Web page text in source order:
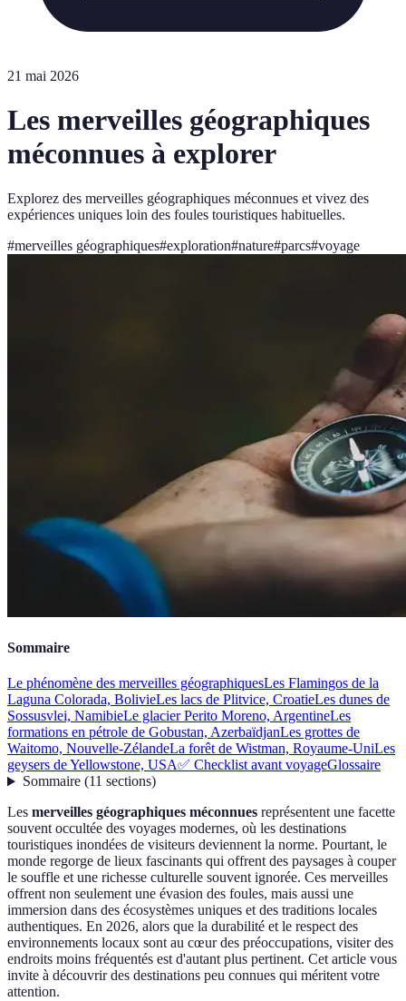
21 mai 2026
Les merveilles géographiques
méconnues à explorer
Explorez des merveilles géographiques méconnues et vivez des
expériences uniques loin des foules touristiques habituelles.
#merveilles géographiques#exploration#nature#parcs#voyage
Sommaire
Le phénomène des merveilles géographiquesLes Flamingos de la
Laguna Colorada, BolivieLes lacs de Plitvice, CroatieLes dunes de
Sossusvlei, NamibieLe glacier Perito Moreno, ArgentineLes
formations en pétrole de Gobustan, AzerbaïdjanLes grottes de
Waitomo, Nouvelle-ZélandeLa forêt de Wistman, Royaume-UniLes
geysers de Yellowstone, USA✅ Checklist avant voyageGlossaire
Sommaire(11 sections)
Les merveilles géographiques méconnues représentent une facette
souvent occultée des voyages modernes, où les destinations
touristiques inondées de visiteurs deviennent la norme. Pourtant, le
monde regorge de lieux fascinants qui offrent des paysages à couper
le souffle et une richesse culturelle souvent ignorée. Ces merveilles
offrent non seulement une évasion des foules, mais aussi une
immersion dans des écosystèmes uniques et des traditions locales
authentiques. En 2026, alors que la durabilité et le respect des
environnements locaux sont au cœur des préoccupations, visiter des
endroits moins fréquentés est d'autant plus pertinent. Cet article vous
invite à découvrir des destinations peu connues qui méritent votre
attention.